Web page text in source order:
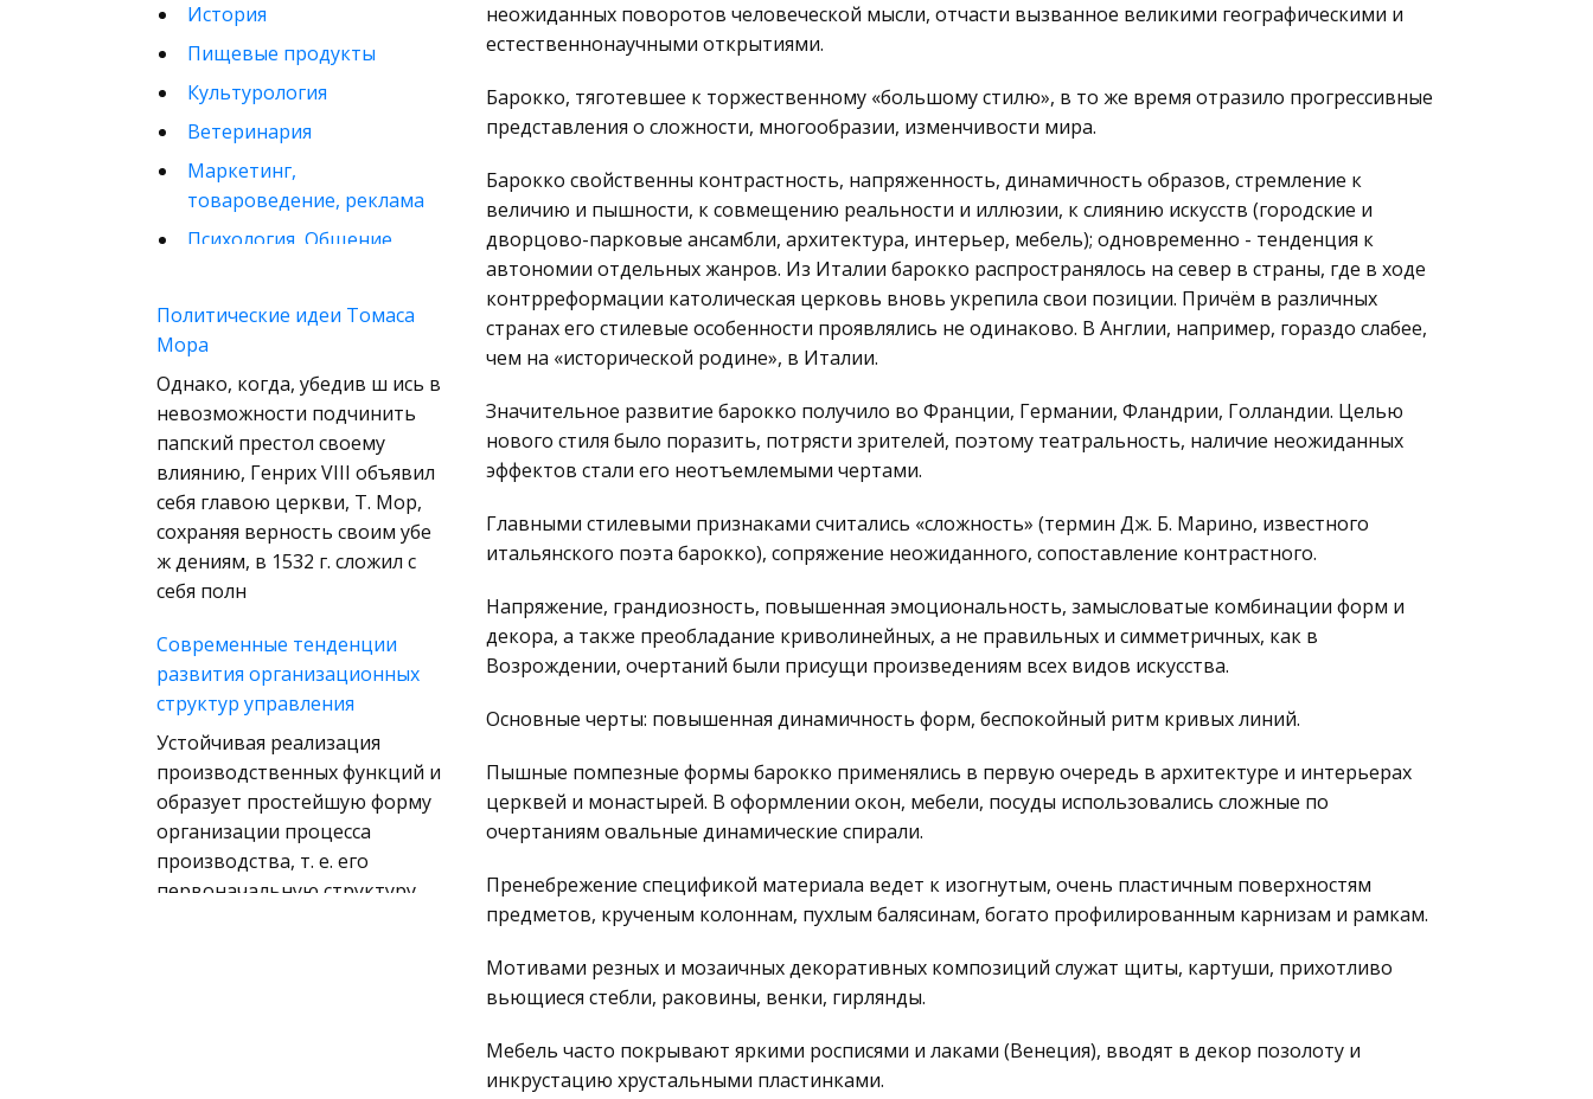
История
Пищевые продукты
Культурология
Ветеринария
Маркетинг,
товароведение, реклама
Психология, Общение,
Математика
Финансовое право
Музыка
Международные
экономические и
валютно-кредитные
отношения
Конституционное
(государственное) право
Муниципальное право
России
Радиоэлектроника
Физкультура и Спорт
История отечественного
государства и права
Политические идеи Томаса
Мора
Однако, когда, убедив ш ись в
невозможности подчинить
папский престол своему
влиянию, Генрих VIII объявил
себя главою церкви, Т. Мор,
сохраняя верность своим убе
ж дениям, в 1532 г. сложил с
себя полн
Современные тенденции
развития организационных
структур управления
Устойчивая реализация
производственных функций и
образует простейшую форму
организации процесса
производства, т. е. его
первоначальную структуру,
неожиданных поворотов человеческой мысли, отчасти вызванное великими географическими и
естественнонаучными открытиями.
Барокко, тяготевшее к торжественному «большому стилю», в то же время отразило прогрессивные
представления о сложности, многообразии, изменчивости мира.
Барокко свойственны контрастность, напряженность, динамичность образов, стремление к
величию и пышности, к совмещению реальности и иллюзии, к слиянию искусств (городские и
дворцово-парковые ансамбли, архитектура, интерьер, мебель); одновременно - тенденция к
автономии отдельных жанров. Из Италии барокко распространялось на север в страны, где в ходе
контрреформации католическая церковь вновь укрепила свои позиции. Причём в различных
странах его стилевые особенности проявлялись не одинаково. В Англии, например, гораздо слабее,
чем на «исторической родине», в Италии.
Значительное развитие барокко получило во Франции, Германии, Фландрии, Голландии. Целью
нового стиля было поразить, потрясти зрителей, поэтому театральность, наличие неожиданных
эффектов стали его неотъемлемыми чертами.
Главными стилевыми признаками считались «сложность» (термин Дж. Б. Марино, известного
итальянского поэта барокко), сопряжение неожиданного, сопоставление контрастного.
Напряжение, грандиозность, повышенная эмоциональность, замысловатые комбинации форм и
декора, а также преобладание криволинейных, а не правильных и симметричных, как в
Возрождении, очертаний были присущи произведениям всех видов искусства.
Основные черты: повышенная динамичность форм, беспокойный ритм кривых линий.
Пышные помпезные формы барокко применялись в первую очередь в архитектуре и интерьерах
церквей и монастырей. В оформлении окон, мебели, посуды использовались сложные по
очертаниям овальные динамические спирали.
Пренебрежение спецификой материала ведет к изогнутым, очень пластичным поверхностям
предметов, крученым колоннам, пухлым балясинам, богато профилированным карнизам и рамкам.
Мотивами резных и мозаичных декоративных композиций служат щиты, картуши, прихотливо
вьющиеся стебли, раковины, венки, гирлянды.
Мебель часто покрывают яркими росписями и лаками (Венеция), вводят в декор позолоту и
инкрустацию хрустальными пластинками.